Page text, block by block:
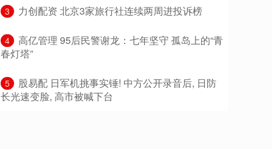
3 ​力创配资 北京3家旅行社连续两周进投诉榜
4
​高亿管理 95后民警谢龙：七年坚守 孤岛上的“青
春灯塔”
5
​股易配 日军机挑事实锤! 中方公开录音后, 日防
长光速变脸, 高市被喊下台